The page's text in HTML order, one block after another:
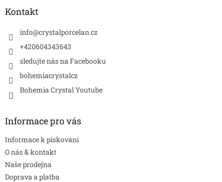
Kontakt
info@crystalporcelan.cz
+420604343643
sledujte nás na Facebooku
bohemiacrystalcz
Bohemia Crystal Youtube
Informace pro vás
Informace k pískování
O nás & kontakt
Naše prodejna
Doprava a platba